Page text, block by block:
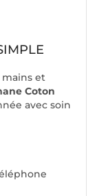
mains et
Coton
avec soin